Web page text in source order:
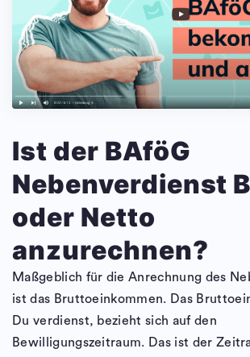
Ist der BAföG
Nebenverdienst
oder Netto
anzurechnen?
Maßgeblich für die Anrechnung des
ist das Bruttoeinkommen. Das
Du verdienst, bezieht sich auf den
Bewilligungszeitraum. Das ist der